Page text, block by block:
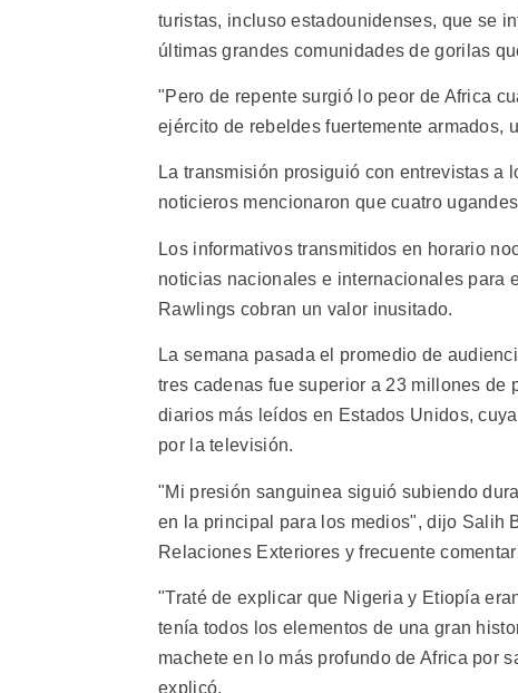
turistas, incluso estadounidenses, que se
últimas grandes comunidades de gorilas
"Pero de repente surgió lo peor de Africa
ejército de rebeldes fuertemente armados,
La transmisión prosiguió con entrevistas
noticieros mencionaron que cuatro
Los informativos transmitidos en horario
noticias nacionales e internacionales para
Rawlings cobran un valor inusitado.
La semana pasada el promedio de
tres cadenas fue superior a 23 millones
diarios más leídos en Estados Unidos,
por la televisión.
"Mi presión sanguinea siguió subiendo
en la principal para los medios", dijo Salih
Relaciones Exteriores y frecuente
"Traté de explicar que Nigeria y Etiopía
tenía todos los elementos de una gran
machete en lo más profundo de Africa por
explicó.